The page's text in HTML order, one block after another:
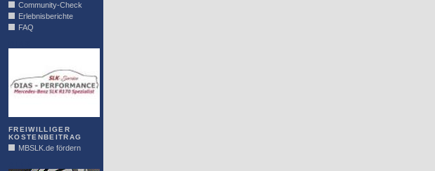
Community-Check
Erlebnisberichte
FAQ
FREIWILLIGER
KOSTENBEITRAG
MBSLK.de fördern